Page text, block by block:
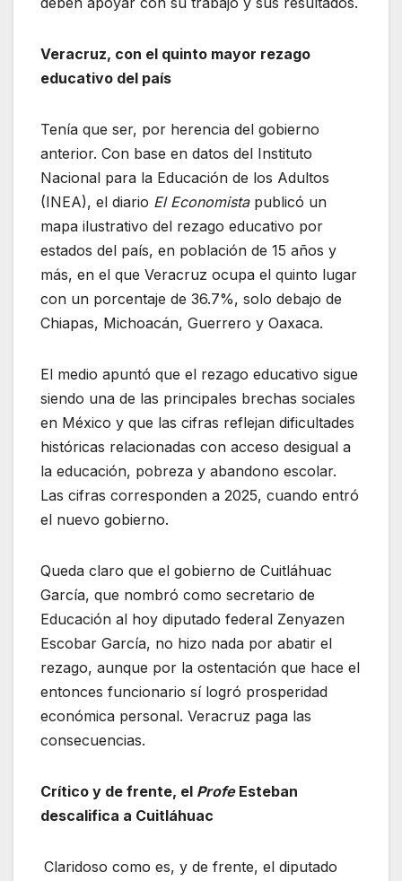
Veracruz, con el quinto mayor rezago
educativo del país
Tenía que ser, por herencia del gobierno
anterior. Con base en datos del Instituto
Nacional para la Educación de los Adultos
(INEA), el diario El Economista publicó un
mapa ilustrativo del rezago educativo por
estados del país, en población de 15 años y
más, en el que Veracruz ocupa el quinto lugar
con un porcentaje de 36.7%, solo debajo de
Chiapas, Michoacán, Guerrero y Oaxaca.
El medio apuntó que el rezago educativo sigue
siendo una de las principales brechas sociales
en México y que las cifras reflejan dificultades
históricas relacionadas con acceso desigual a
la educación, pobreza y abandono escolar.
Las cifras corresponden a 2025, cuando entró
el nuevo gobierno.
Queda claro que el gobierno de Cuitláhuac
García, que nombró como secretario de
Educación al hoy diputado federal Zenyazen
Escobar García, no hizo nada por abatir el
rezago, aunque por la ostentación que hace el
entonces funcionario sí logró prosperidad
económica personal. Veracruz paga las
consecuencias.
Crítico y de frente, el Profe Esteban
descalifica a Cuitláhuac
Claridoso como es, y de frente, el diputado